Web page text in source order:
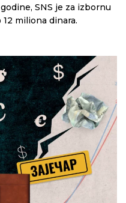
SNS je za izbornu
miliona dinara.